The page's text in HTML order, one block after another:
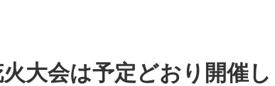
大会は予定どおり開催